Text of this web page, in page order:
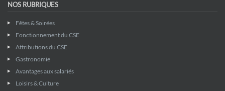
NOS RUBRIQUES
Fêtes & Soirées
Fonctionnement du CSE
Attributions du CSE
Gastronomie
Avantages aux salariés
Loisirs & Culture